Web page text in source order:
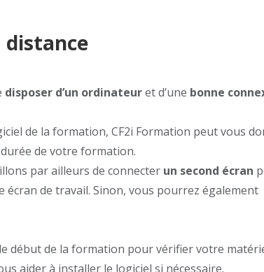
disposer d’un ordinateuret d’une bonne
de la formation, CF2i Formation peut vous
de votre formation.
par ailleurs de connecter un second écran
de travail. Sinon, vous pourrez également
le début de la formation pour vérifier votre
aider à installer le logiciel si nécessaire.